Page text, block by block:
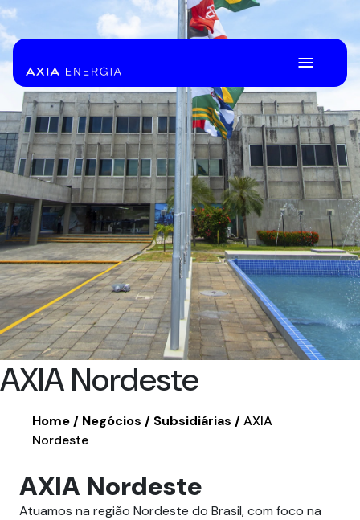
Pular para o Conteúdo principal
AXIA Nordeste
Home Negócios Subsidiárias
AXIA
Nordeste
AXIA Nordeste
Atuamos na região Nordeste do Brasil, com foco na